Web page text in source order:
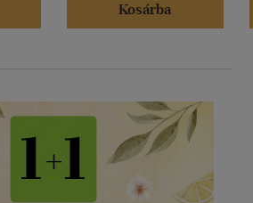
Kosárba